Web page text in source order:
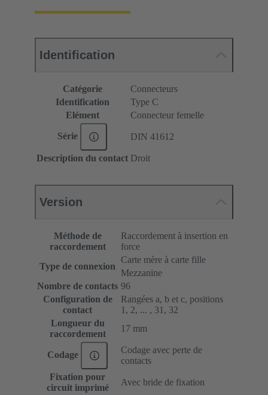
Identification
Catégorie
Connecteurs
Identification
Type C
Elément
Connecteur femelle
Série DIN 41612
Description du contact Droit
Version
Méthode de
raccordement
Raccordement à insertion en
force
Type de connexion
Carte mère à carte fille
Mezzanine
Nombre de contacts 96
Configuration de
contact
Rangées a, b et c, positions
1, 2, ... , 31, 32
Longueur du
raccordement
17 mm
Codage
Codage avec perte de
contacts
Fixation pour
circuit imprimé
Avec bride de fixation